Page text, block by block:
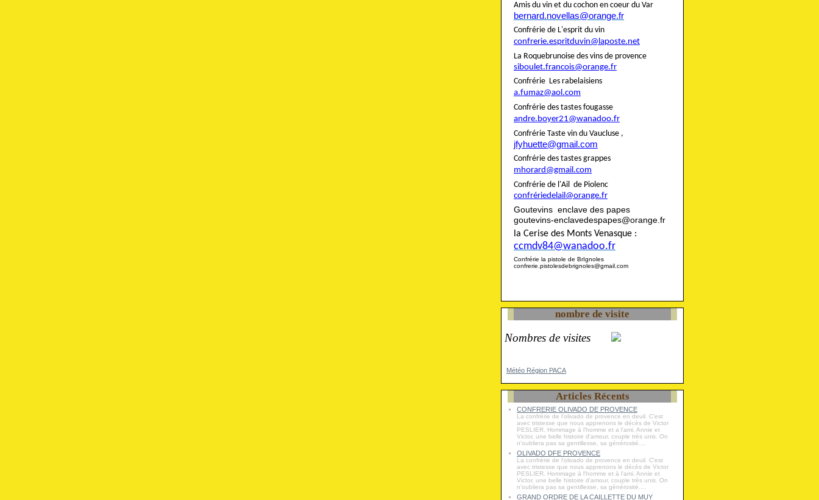
Amis du vin et du cochon en coeur du Var
bernard.novellas@orange.fr
Confrérie de L'esprit du vin
confrerie.espritduvin@laposte.net
La Roquebrunoise des vins de provence
siboulet.francois@orange.fr
Confrérie Les rabelaisiens
a.fumaz@aol.com
Confrérie des tastes fougasse
andre.boyer21@wanadoo.fr
Confrérie Taste vin du Vaucluse ,
jfyhuette@gmail.com
Confrérie des tastes grappes
mhorard@gmail.com
Confrérie de l'Ail de Piolenc
confrériedelail@orange.fr
Goutevins enclave des papes
goutevins-enclavedespapes@orange.fr
la Cerise des Monts Venasque :
ccmdv84@wanadoo.fr
Confrérie la pistole de BrIgnoles
confrerie.pistolesdebrignoles@gmail.com
nombre de visite
Nombres de visites
Météo Région PACA
Articles Récents
CONFRERIE OLIVADO DE PROVENCE
La confrérie de l'olivado de provence en deuil. C'est
avec tristesse que nous apprenons le décès de Victor
PESLIER. Hommage à l'homme et a l'ami. Annie et
Victor, une belle histoire d'amour, couple très unis. On
n'oubliera pas sa gentillesse, sa générosité....
OLIVADO DFE PROVENCE
La confrérie de l'olivado de provence en deuil. C'est
avec tristesse que nous apprenons le décès de Victor
PESLIER. Hommage à l'homme et à l'ami. Annie et
Victor, une belle histoire d'amour, couple très unis. On
n'oubliera pas sa gentillesse, sa générosité....
GRAND ORDRE DE LA CAILLETTE DU MUY